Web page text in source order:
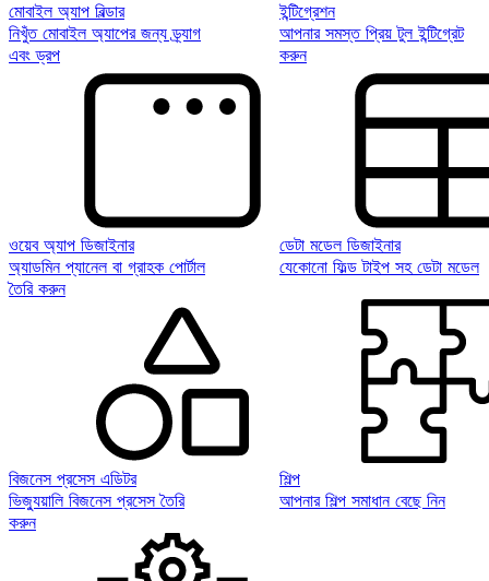
মোবাইল অ্যাপ বিল্ডার
নিখুঁত মোবাইল অ্যাপের জন্য ড্র্যাগ
এবং ড্রপ
ইন্টিগ্রেশন
আপনার সমস্ত প্রিয় টুল ইন্টিগ্রেট
করুন
ওয়েব অ্যাপ ডিজাইনার
অ্যাডমিন প্যানেল বা গ্রাহক পোর্টাল
তৈরি করুন
ডেটা মডেল ডিজাইনার
যেকোনো ফিল্ড টাইপ সহ ডেটা মডেল
বিজনেস প্রসেস এডিটর
ভিজ্যুয়ালি বিজনেস প্রসেস তৈরি
করুন
শিল্প
আপনার শিল্প সমাধান বেছে নিন